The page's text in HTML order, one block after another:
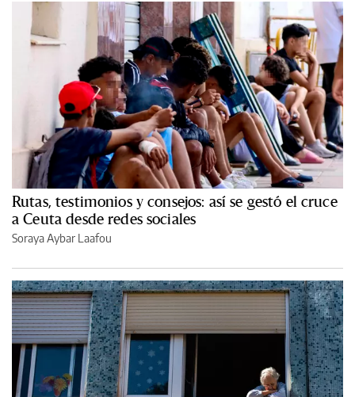
Rutas, testimonios y consejos: así se gestó el cruce
a Ceuta desde redes sociales
Soraya Aybar Laafou